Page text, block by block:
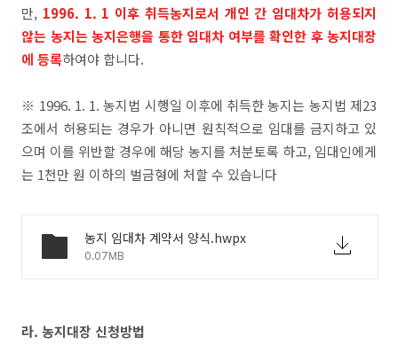
만, 1996. 1. 1 이후 취득농지로서 개인 간 임대차가 허용되지
않는 농지는 농지은행을 통한 임대차 여부를 확인한 후 농지대장
에 등록하여야 합니다.
※ 1996. 1. 1. 농지법 시행일 이후에 취득한 농지는 농지법 제23
조에서 허용되는 경우가 아니면 원칙적으로 임대를 금지하고 있
으며 이를 위반할 경우에 해당 농지를 처분토록 하고, 임대인에게
는 1천만 원 이하의 벌금형에 처할 수 있습니다
농지 임대차 계약서 양식.hwpx
0.07MB
라. 농지대장 신청방법